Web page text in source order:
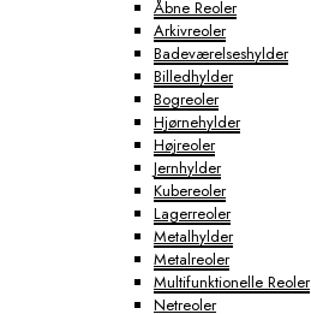
Åbne Reoler
Arkivreoler
Badeværelseshylder
Billedhylder
Bogreoler
Hjørnehylder
Højreoler
Jernhylder
Kubereoler
Lagerreoler
Metalhylder
Metalreoler
Multifunktionelle Reoler
Netreoler